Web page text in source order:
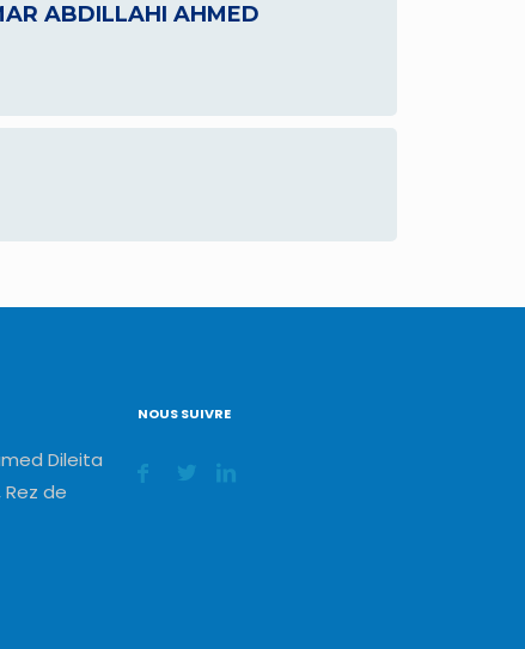
ABDILLAHI AHMED
Dileita
de
NOUS SUIVRE